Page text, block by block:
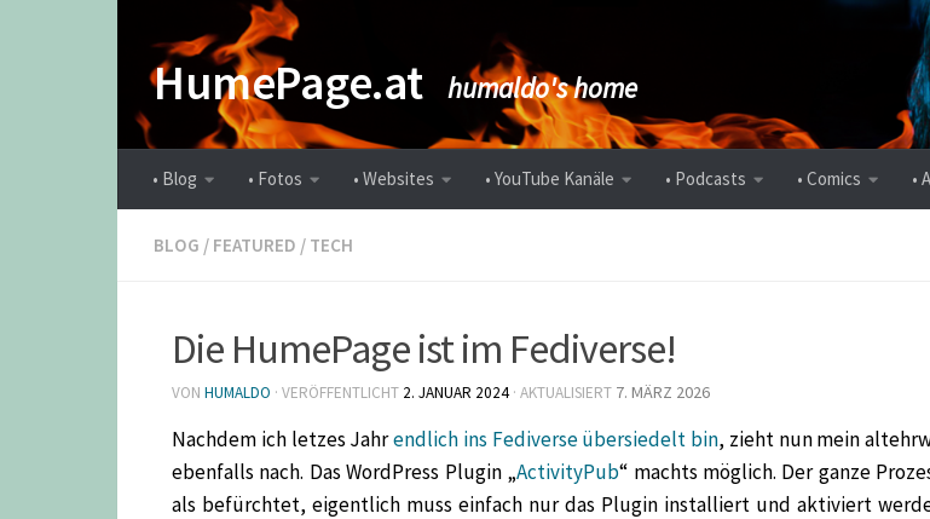
Zum Inhalt springen
HumePage.at humaldo's home
• Blog • Fotos • Websites • YouTube Kanäle • Podcasts • Comics •
BLOG / FEATURED / TECH
Die HumePage ist im Fediverse!
VON HUMALDO · VERÖFFENTLICHT 2. JANUAR 2024· AKTUALISIERT 7. MÄRZ 2026
Nachdem ich letzes Jahrendlich ins Fediverse übersiedelt bin, zieht nun mein
ebenfalls nach. Das WordPress Plugin „ActivityPub“ machts möglich. Der ganze
als befürchtet, eigentlich muss einfach nur das Plugin installiert und aktiviert